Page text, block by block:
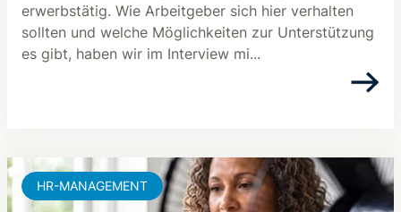
erwerbstätig. Wie Arbeitgeber sich hier verhalten
sollten und welche Möglichkeiten zur Unterstützung
es gibt, haben wir im Interview mi...
HR-MANAGEMENT